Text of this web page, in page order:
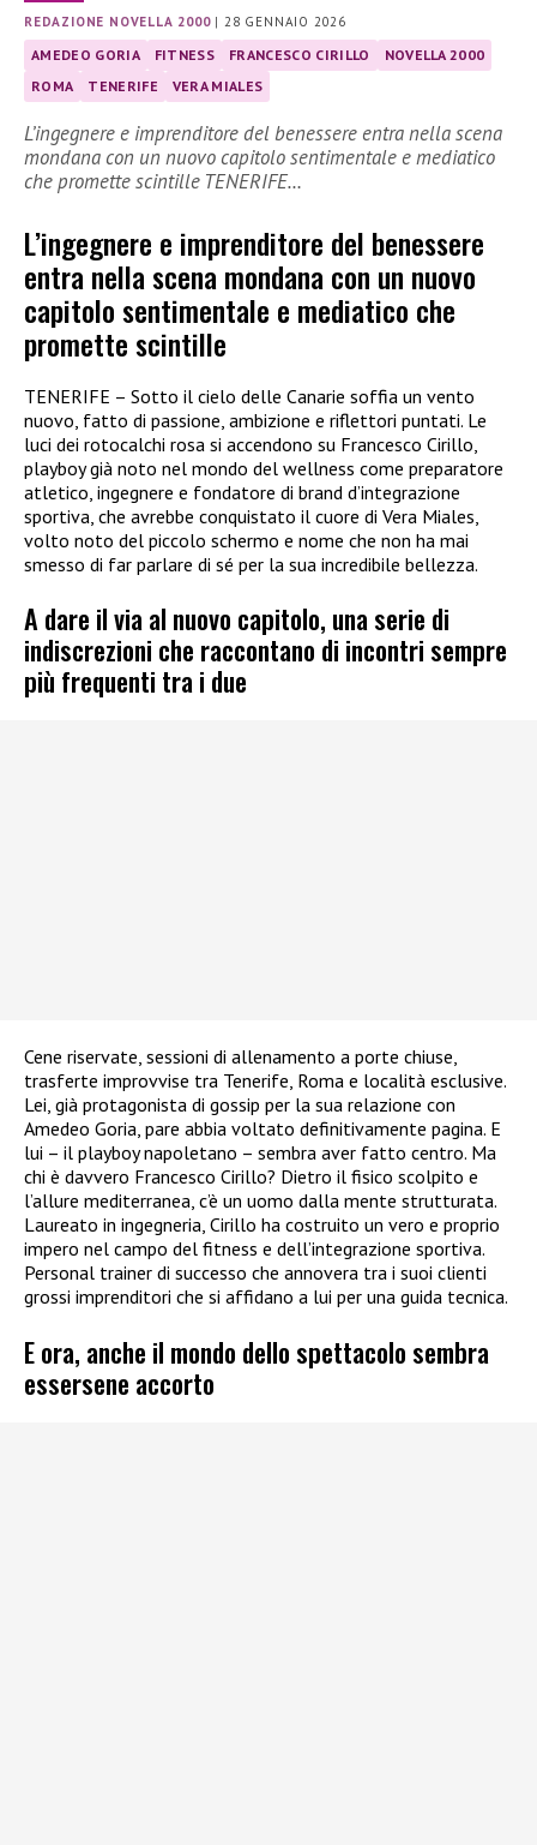
REDAZIONE NOVELLA 2000| 28 GENNAIO 2026
AMEDEO GORIA FITNESS FRANCESCO CIRILLO
NOVELLA 2000
ROMA
TENERIFE VERA MIALES
L’ingegnere e imprenditore del benessere entra nella scena
mondana con un nuovo capitolo sentimentale e mediatico
che promette scintille TENERIFE…
L’ingegnere e imprenditore del benessere
entra nella scena mondana con un nuovo
capitolo sentimentale e mediatico che
promette scintille
TENERIFE – Sotto il cielo delle Canarie soffia un vento
nuovo, fatto di passione, ambizione e riflettori puntati. Le
luci dei rotocalchi rosa si accendono su Francesco Cirillo,
playboy già noto nel mondo del wellness come preparatore
atletico, ingegnere e fondatore di brand d’integrazione
sportiva, che avrebbe conquistato il cuore di Vera Miales,
volto noto del piccolo schermo e nome che non ha mai
smesso di far parlare di sé per la sua incredibile bellezza.
A dare il via al nuovo capitolo, una serie di
indiscrezioni che raccontano di incontri sempre
più frequenti tra i due
Cene riservate, sessioni di allenamento a porte chiuse,
trasferte improvvise tra Tenerife, Roma e località esclusive.
Lei, già protagonista di gossip per la sua relazione con
Amedeo Goria, pare abbia voltato definitivamente pagina. E
lui – il playboy napoletano – sembra aver fatto centro. Ma
chi è davvero Francesco Cirillo? Dietro il fisico scolpito e
l’allure mediterranea, c’è un uomo dalla mente strutturata.
Laureato in ingegneria, Cirillo ha costruito un vero e proprio
impero nel campo del fitness e dell’integrazione sportiva.
Personal trainer di successo che annovera tra i suoi clienti
grossi imprenditori che si affidano a lui per una guida tecnica.
E ora, anche il mondo dello spettacolo sembra
essersene accorto